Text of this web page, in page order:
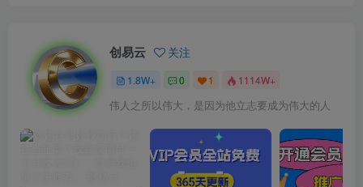
创易云 关注
1.8W+ 0 1 1114W+
伟人之所以伟大，是因为他立志要成为伟大的人